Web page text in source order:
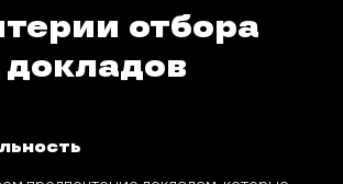
отбора
докладов